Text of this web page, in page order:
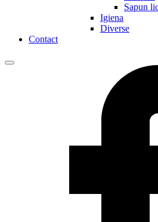
Sapun
Igiena
Diverse
Contact